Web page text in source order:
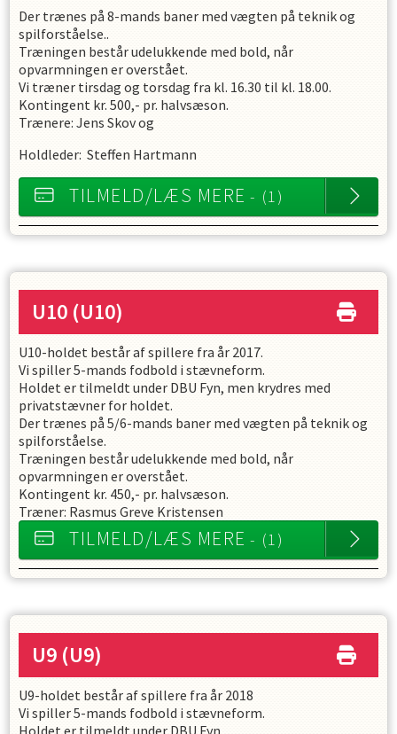
Der trænes på 8-mands baner med vægten på teknik og
spilforståelse..
Træningen består udelukkende med bold, når
opvarmningen er overstået.
Vi træner tirsdag og torsdag fra kl. 16.30 til kl. 18.00.
Kontingent kr. 500,- pr. halvsæson.
Trænere: Jens Skov og
Holdleder: Steffen Hartmann
TILMELD/LÆS MERE - (1)
U10 (U10)
U10-holdet består af spillere fra år 2017.
Vi spiller 5-mands fodbold i stævneform.
Holdet er tilmeldt under DBU Fyn, men krydres med
privatstævner for holdet.
Der trænes på 5/6-mands baner med vægten på teknik og
spilforståelse.
Træningen består udelukkende med bold, når
opvarmningen er overstået.
Kontingent kr. 450,- pr. halvsæson.
Træner: Rasmus Greve Kristensen
TILMELD/LÆS MERE - (1)
U9 (U9)
U9-holdet består af spillere fra år 2018
Vi spiller 5-mands fodbold i stævneform.
Holdet er tilmeldt under DBU Fyn.